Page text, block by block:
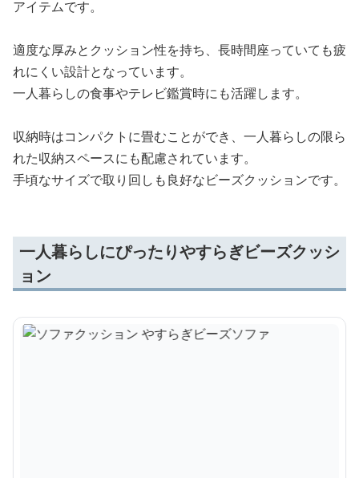
アイテムです。
適度な厚みとクッション性を持ち、長時間座っていても疲
れにくい設計となっています。
一人暮らしの食事やテレビ鑑賞時にも活躍します。
収納時はコンパクトに畳むことができ、一人暮らしの限ら
れた収納スペースにも配慮されています。
手頃なサイズで取り回しも良好なビーズクッションです。
一人暮らしにぴったりやすらぎビーズクッシ
ョン